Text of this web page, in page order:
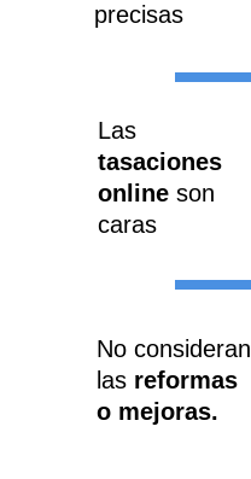
precisas
Las
tasaciones
online son
caras
No consideran
las reformas
o mejoras.